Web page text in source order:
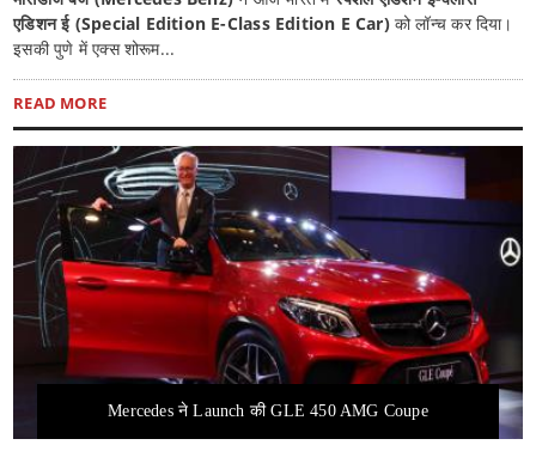
एडिशन ई (Special Edition E-Class Edition E Car)को लॉन्च कर दिया।
इसकी पुणे में एक्स शोरूम...
READ MORE
Mercedes ने Launch की GLE 450 AMG Coupe